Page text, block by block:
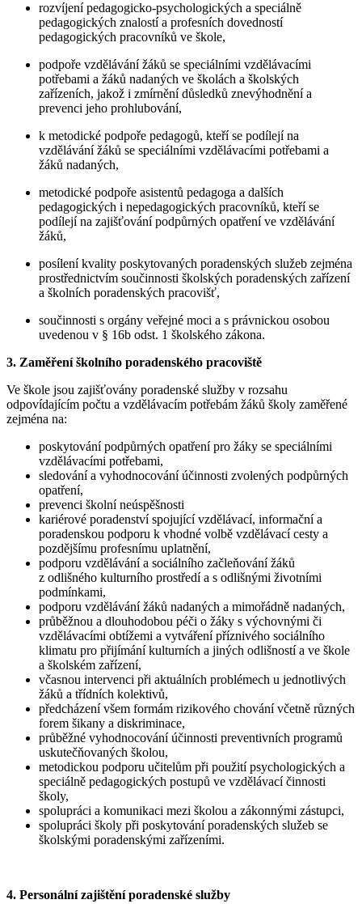
rozvíjení pedagogicko-psychologických a speciálně
pedagogických znalostí a profesních dovedností
pedagogických pracovníků ve škole,
podpoře vzdělávání žáků se speciálními vzdělávacími
potřebami a žáků nadaných ve školách a školských
zařízeních, jakož i zmírnění důsledků znevýhodnění a
prevenci jeho prohlubování,
k metodické podpoře pedagogů, kteří se podílejí na
vzdělávání žáků se speciálními vzdělávacími potřebami a
žáků nadaných,
metodické podpoře asistentů pedagoga a dalších
pedagogických i nepedagogických pracovníků, kteří se
podílejí na zajišťování podpůrných opatření ve vzdělávání
žáků,
posílení kvality poskytovaných poradenských služeb zejména
prostřednictvím součinnosti školských poradenských zařízení
a školních poradenských pracovišť,
součinnosti s orgány veřejné moci a s právnickou osobou
uvedenou v § 16b odst. 1 školského zákona.
3. Zaměření školního poradenského pracoviště
Ve škole jsou zajišťovány poradenské služby v rozsahu
odpovídajícím počtu a vzdělávacím potřebám žáků školy zaměřené
zejména na:
poskytování podpůrných opatření pro žáky se speciálními
vzdělávacími potřebami,
sledování a vyhodnocování účinnosti zvolených podpůrných
opatření,
prevenci školní neúspěšnosti
kariérové poradenství spojující vzdělávací, informační a
poradenskou podporu k vhodné volbě vzdělávací cesty a
pozdějšímu profesnímu uplatnění,
podporu vzdělávání a sociálního začleňování žáků
z odlišného kulturního prostředí a s odlišnými životními
podmínkami,
podporu vzdělávání žáků nadaných a mimořádně nadaných,
průběžnou a dlouhodobou péči o žáky s výchovnými či
vzdělávacími obtížemi a vytváření příznivého sociálního
klimatu pro přijímání kulturních a jiných odlišností a ve škole
a školském zařízení,
včasnou intervenci při aktuálních problémech u jednotlivých
žáků a třídních kolektivů,
předcházení všem formám rizikového chování včetně různých
forem šikany a diskriminace,
průběžné vyhodnocování účinnosti preventivních programů
uskutečňovaných školou,
metodickou podporu učitelům při použití psychologických a
speciálně pedagogických postupů ve vzdělávací činnosti
školy,
spolupráci a komunikaci mezi školou a zákonnými zástupci,
spolupráci školy při poskytování poradenských služeb se
školskými poradenskými zařízeními.
4. Personální zajištění poradenské služby